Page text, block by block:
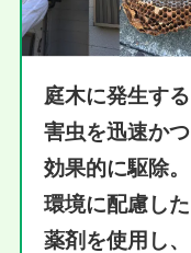
庭木に発生する
害虫を迅速かつ
効果的に駆除。
環境に配慮した
薬剤を使用し、